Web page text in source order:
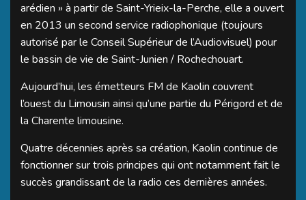
arédien » à partir de Saint-Yrieix-la-Perche, elle a ouvert
en 2013 un second service radiophonique (toujours
autorisé par le Conseil Supérieur de l’Audiovisuel) pour
le bassin de vie de Saint-Junien / Rochechouart.
Aujourd’hui, les émetteurs FM de Kaolin couvrent
l’ouest du Limousin ainsi qu’une partie du Périgord et de
la Charente limousine.
Quatre décennies après sa création, Kaolin continue de
fonctionner sur trois principes qui ont notamment fait le
succès grandissant de la radio ces dernières années.